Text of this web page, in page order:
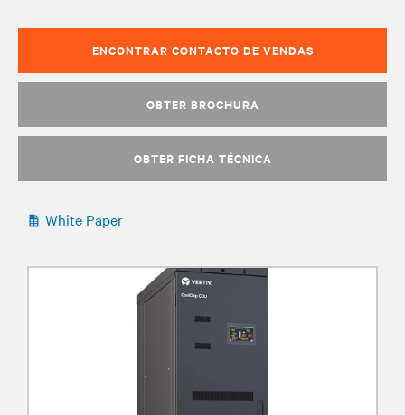
ENCONTRAR CONTACTO DE VENDAS
OBTER BROCHURA
OBTER FICHA TÉCNICA
White Paper